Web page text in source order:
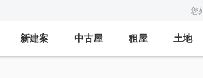
您
新建案 中古屋 租屋 土地